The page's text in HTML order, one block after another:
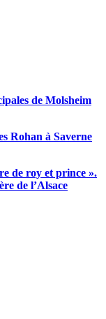
de Molsheim
Rohan à Saverne
de roy et prince ».
de l’Alsace